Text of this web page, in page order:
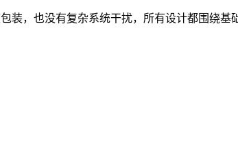
装，也没有复杂系统干扰，所有设计都围绕